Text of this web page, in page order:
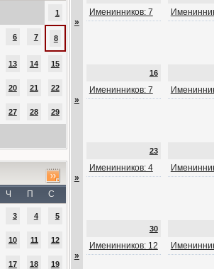
1
6 7 8
13 14 15
20 21 22
27 28 29
Ч П С
3 4 5
10 11 12
17 18 19
»
Именинников: 7
»
16
Именинников: 7
»
23
Именинников: 4
»
30
Именинников: 12